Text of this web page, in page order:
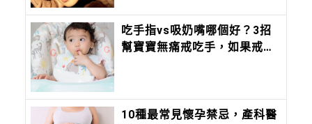
吃手指vs吸奶嘴哪個好？3招
幫寶寶無痛戒吃手，如果戒不
10種最常見懷孕禁忌，產科醫